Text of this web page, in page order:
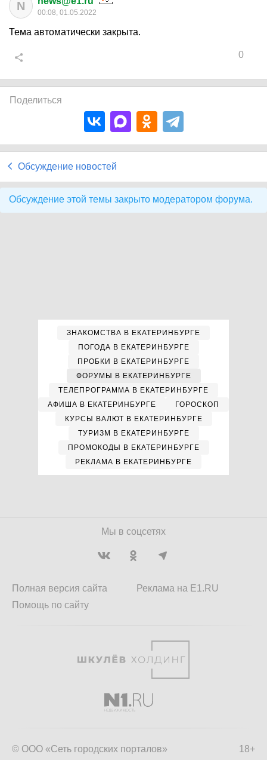
N 00:08, 01.05.2022
Тема автоматически закрыта.
0
Поделиться
Обсуждение новостей
Обсуждение этой темы закрыто модератором форума.
ЗНАКОМСТВА В ЕКАТЕРИНБУРГЕ
ПОГОДА В ЕКАТЕРИНБУРГЕ
ПРОБКИ В ЕКАТЕРИНБУРГЕ
ФОРУМЫ В ЕКАТЕРИНБУРГЕ
ТЕЛЕПРОГРАММА В ЕКАТЕРИНБУРГЕ
АФИША В ЕКАТЕРИНБУРГЕ
ГОРОСКОП
КУРСЫ ВАЛЮТ В ЕКАТЕРИНБУРГЕ
ТУРИЗМ В ЕКАТЕРИНБУРГЕ
ПРОМОКОДЫ В ЕКАТЕРИНБУРГЕ
РЕКЛАМА В ЕКАТЕРИНБУРГЕ
Мы в соцсетях
Полная версия сайта
Помощь по сайту
Реклама на E1.RU
18+
© ООО «Сеть городских порталов»